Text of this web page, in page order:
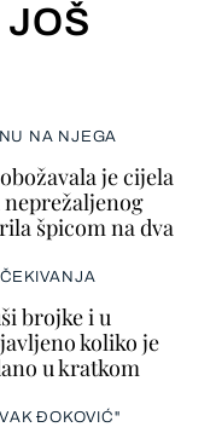
JOŠ
NA NJEGA
je cijela
špicom na dva
brojke i u
koliko je
u kratkom
ĐOKOVIĆ"